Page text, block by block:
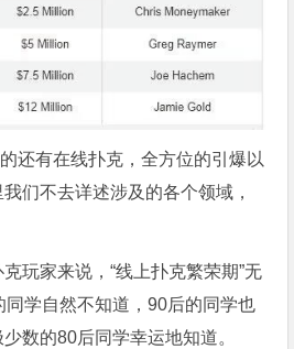
还有在线扑克，全方位的引爆以
们不去详述涉及的各个领域，
玩家来说，“线上扑克繁荣期”无
学自然不知道，90后的同学也
数的80后同学幸运地知道。